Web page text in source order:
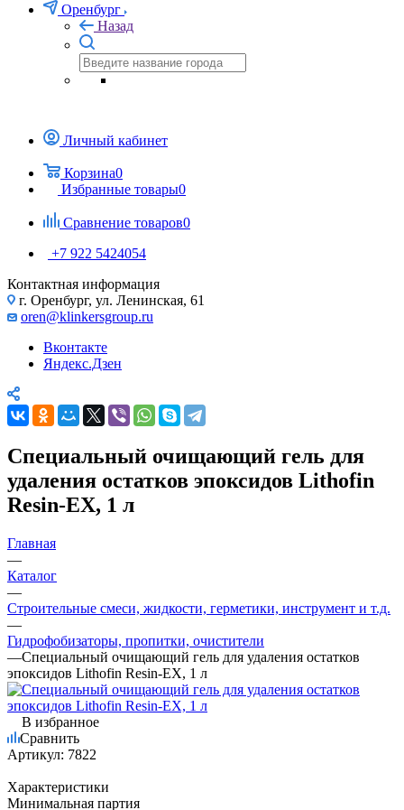
Оренбург
Назад
Личный кабинет
Корзина0
Избранные товары0
Сравнение товаров0
+7 922 5424054
Контактная информация
г. Оренбург, ул. Ленинская, 61
oren@klinkersgroup.ru
Вконтакте
Яндекс.Дзен
Специальный очищающий гель для
удаления остатков эпоксидов Lithofin
Resin-EX, 1 л
Главная
—
Каталог
—
Строительные смеси, жидкости, герметики, инструмент и т.д.
—
Гидрофобизаторы, пропитки, очистители
—Специальный очищающий гель для удаления остатков
эпоксидов Lithofin Resin-EX, 1 л
В избранное
Сравнить
Артикул: 7822
Характеристики
Минимальная партия